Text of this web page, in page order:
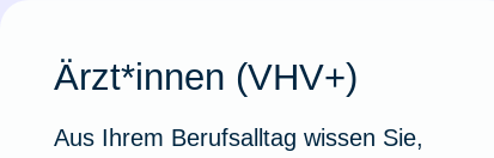
Ärzt*innen (VHV+)
Aus Ihrem Berufsalltag wissen Sie,